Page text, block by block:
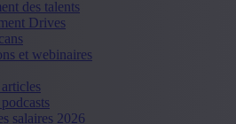
des talents
Drives
et webinaires
salaires 2026